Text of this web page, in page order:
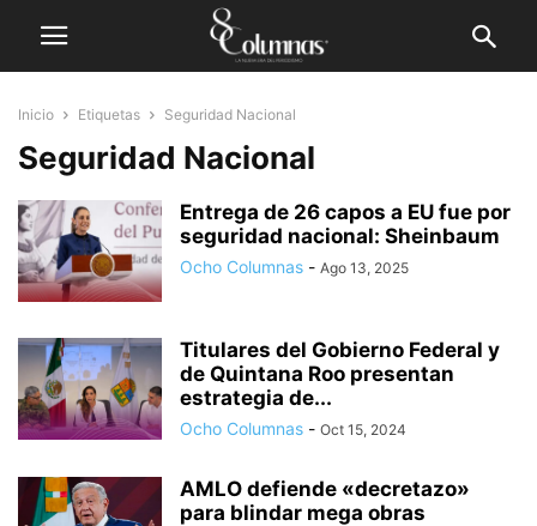
Inicio Etiquetas Seguridad Nacional
Seguridad Nacional
Entrega de 26 capos a EU fue por
seguridad nacional: Sheinbaum
Ocho Columnas - Ago 13, 2025
Titulares del Gobierno Federal y
de Quintana Roo presentan
estrategia de...
Ocho Columnas - Oct 15, 2024
AMLO defiende «decretazo»
para blindar mega obras